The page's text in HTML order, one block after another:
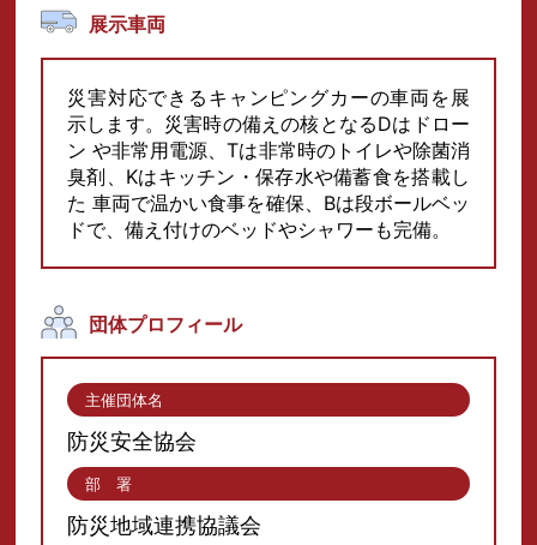
展示車両
災害対応できるキャンピングカーの車両を展
示します。災害時の備えの核となるDはドロー
ン や非常用電源、Tは非常時のトイレや除菌消
臭剤、Kはキッチン・保存水や備蓄食を搭載し
た 車両で温かい食事を確保、Bは段ボールベッ
ドで、備え付けのベッドやシャワーも完備。
団体プロフィール
主催団体名
防災安全協会
部 署
防災地域連携協議会